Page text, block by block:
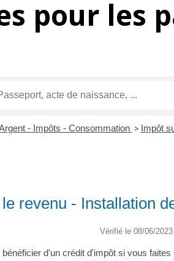
pour les
- Impôts - Consommation > Impôt
revenu - Installation
Vérifié le 08/06/
d'un crédit d'impôt si vous